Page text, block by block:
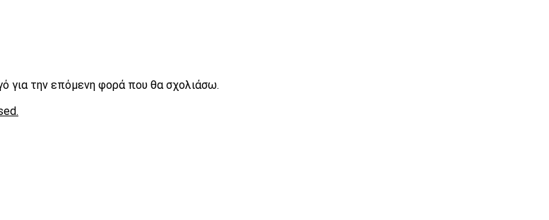
για την επόμενη φορά που θα σχολιάσω.